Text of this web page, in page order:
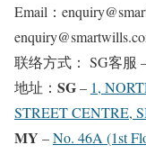
Email：
联络方式： SG客服
地址： SG– 1,
STREET CENTRE,
MY –No. 46A (1st